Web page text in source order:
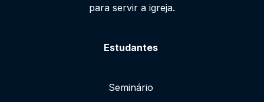
para servir a igreja.
Estudantes
Seminário